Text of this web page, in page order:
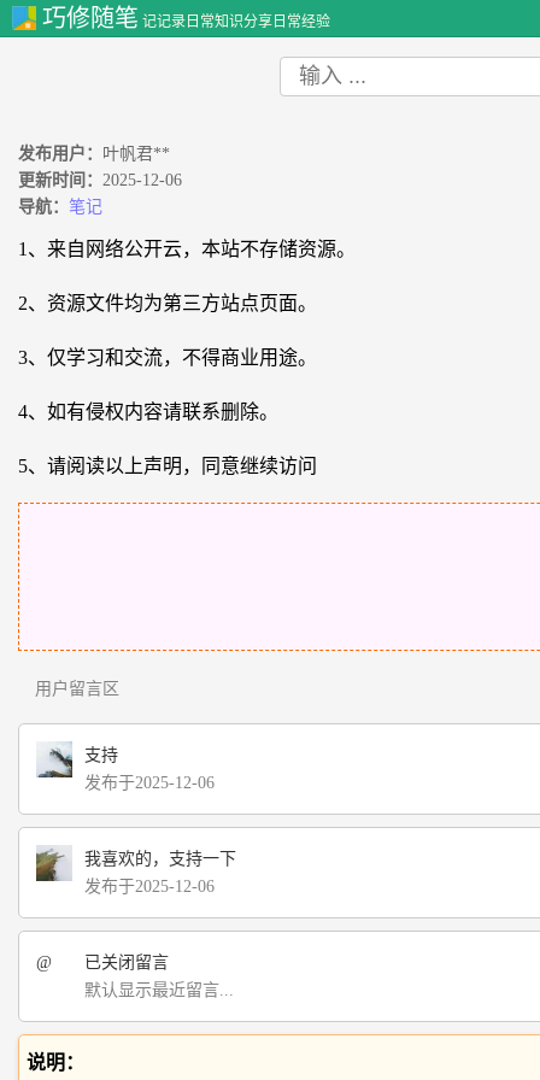
巧修随笔 记记录日常知识分享日常经验
发布用户： 叶帆君**
更新时间： 2025-12-06
导航： 笔记
1、来自网络公开云，本站不存储资源。
2、资源文件均为第三方站点页面。
3、仅学习和交流，不得商业用途。
4、如有侵权内容请联系删除。
5、请阅读以上声明，同意继续访问
用户留言区
支持
发布于2025-12-06
我喜欢的，支持一下
发布于2025-12-06
@
已关闭留言
默认显示最近留言...
说明：